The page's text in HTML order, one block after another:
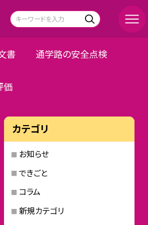
書 通学路の安全点検
価
カテゴリ
お知らせ
できごと
コラム
新規カテゴリ